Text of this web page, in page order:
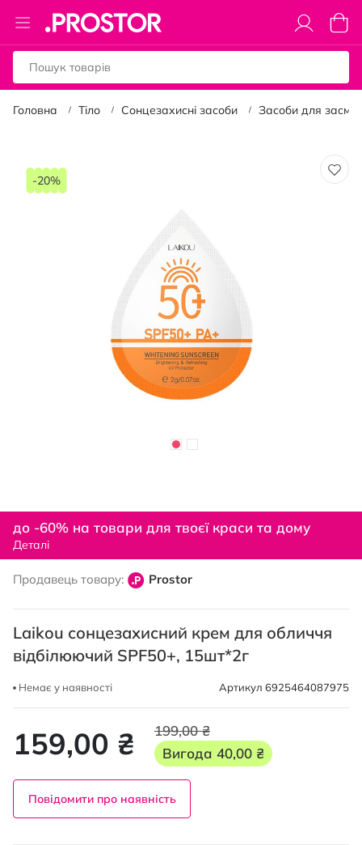
Toggle
Nav
Кошик
Головна Тіло Сонцезахисні засоби Засоби для
кінця
-20%
початку
галереї
до -60% на товари для твоєї краси та дому
Деталі
Продавець товару: Prostor
Laikou сонцезахисний крем для обличчя
відбілюючий SPF50+, 15шт*2г
Немає у наявності Артикул 6925464087975
159,00 ₴
199,00 ₴
Вигода 40,00 ₴
Повідомити про наявність